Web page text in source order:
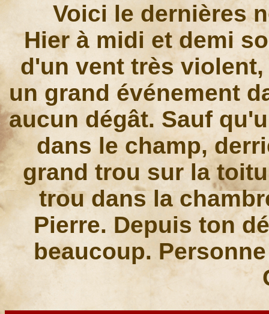
Voici le dernières
Hier à midi et demi
d'un vent très
un grand événement
aucun dégât. Sauf
dans le champ,
grand trou sur la
trou dans la
Pierre. Depuis ton
beaucoup.